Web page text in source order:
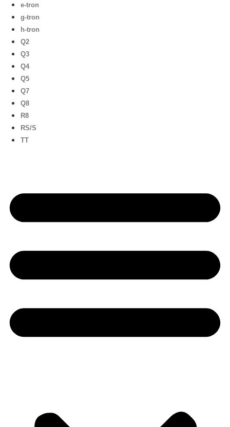
e-tron
g-tron
h-tron
Q2
Q3
Q4
Q5
Q7
Q8
R8
RS/S
TT